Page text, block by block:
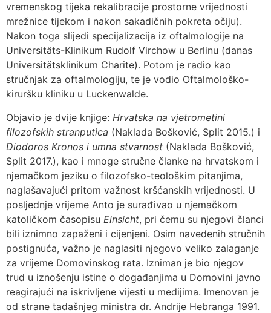
vremenskog tijeka rekalibracije prostorne vrijednosti
mrežnice tijekom i nakon sakadičnih pokreta očiju).
Nakon toga slijedi specijalizacija iz oftalmologije na
Universitäts-Klinikum Rudolf Virchow u Berlinu (danas
Universitätsklinikum Charite). Potom je radio kao
stručnjak za oftalmologiju, te je vodio Oftalmološko-
kiruršku kliniku u Luckenwalde.
Objavio je dvije knjige: Hrvatska na vjetrometini
filozofskih stranputica (Naklada Bošković, Split 2015.) i
Diodoros Kronos i umna stvarnost (Naklada Bošković,
Split 2017.), kao i mnoge stručne članke na hrvatskom i
njemačkom jeziku o filozofsko-teološkim pitanjima,
naglašavajući pritom važnost kršćanskih vrijednosti. U
posljednje vrijeme Anto je surađivao u njemačkom
katoličkom časopisu Einsicht, pri čemu su njegovi članci
bili iznimno zapaženi i cijenjeni. Osim navedenih stručnih
postignuća, važno je naglasiti njegovo veliko zalaganje
za vrijeme Domovinskog rata. Izniman je bio njegov
trud u iznošenju istine o događanjima u Domovini javno
reagirajući na iskrivljene vijesti u medijima. Imenovan je
od strane tadašnjeg ministra dr. Andrije Hebranga 1991.